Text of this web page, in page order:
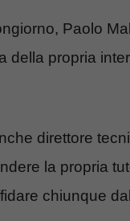
Paolo
della propria
direttore
la propria
chiunque